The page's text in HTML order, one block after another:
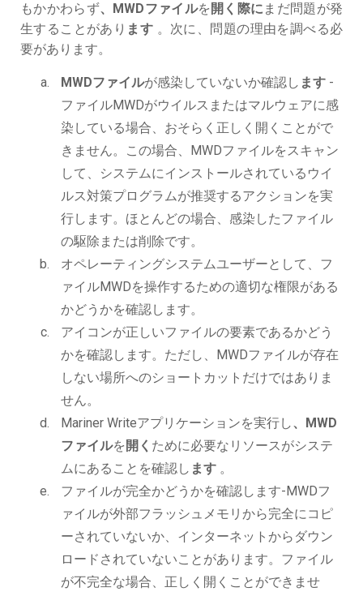
もかかわらず、MWDファイルを 開く際に まだ問題が発
生することがあり ます 。次に、問題の理由を調べる必
要があります。
MWDファイルが感染していないか確認し ます -
ファイルMWDがウイルスまたはマルウェアに感
染している場合、おそらく正しく開くことがで
きません。この場合、MWDファイルをスキャン
して、システムにインストールされているウイ
ルス対策プログラムが推奨するアクションを実
行します。ほとんどの場合、感染したファイル
の駆除または削除です。
オペレーティングシステムユーザーとして、フ
ァイルMWDを操作するための適切な権限がある
かどうかを確認します。
アイコンが正しいファイルの要素であるかどう
かを確認します。ただし、MWDファイルが存在
しない場所へのショートカットだけではありま
せん。
Mariner Writeアプリケーションを実行し、MWD
ファイルを 開く ために必要なリソースがシステ
ムにあることを確認し ます 。
ファイルが完全かどうかを確認します-MWDフ
ァイルが外部フラッシュメモリから完全にコピ
ーされていないか、インターネットからダウン
ロードされていないことがあります。ファイル
が不完全な場合、正しく開くことができませ